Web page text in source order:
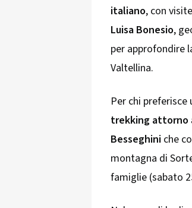
italiano, con
Luisa Bonesio,
per approfondire
Valtellina.
Per chi
trekking attorno
Besseghini che
montagna di
famiglie (sabato